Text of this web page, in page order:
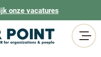
onze vacatures